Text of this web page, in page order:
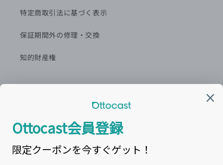
特定商取引法に基づく表示
保証期間外の修理・交換
知的財産権
最新情報をLINEで配信中！